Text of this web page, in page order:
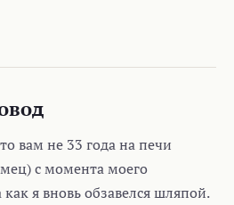
вам не 33 года на печи
с момента моего
я вновь обзавелся шляпой.